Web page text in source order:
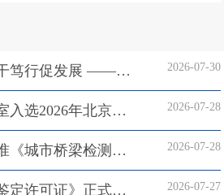
深学细悟政绩观，实干笃行促发展 ——建研国检领导班子成员深入基层联系支部讲授专题党... 2026-07-30
喜报｜曾兵创新工作室入选2026年北京优秀青年工程师创新工作室 2026-07-28
关于邀请参加行业标准《城市桥梁检测与评定技术规范》CJJ/T 233修订工作的函 2026-07-28
建研国检获颁《司法鉴定许可证》正式拓展环境损害司法鉴定新领域 2026-07-27